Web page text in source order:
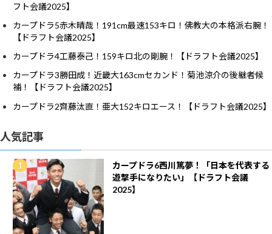
フト会議2025】
カープドラ5赤木晴哉！191cm最速153キロ！佛教大の本格派右腕！
【ドラフト会議2025】
カープドラ4工藤泰己！159キロ北の剛腕！【ドラフト会議2025】
カープドラ3勝田成！近畿大163cmセカンド！菊池涼介の後継者候
補！【ドラフト会議2025】
カープドラ2齊藤汰直！亜大152キロエース！【ドラフト会議2025】
人気記事
カープドラ6西川篤夢！「日本を代表する
遊撃手になりたい」【ドラフト会議
2025】